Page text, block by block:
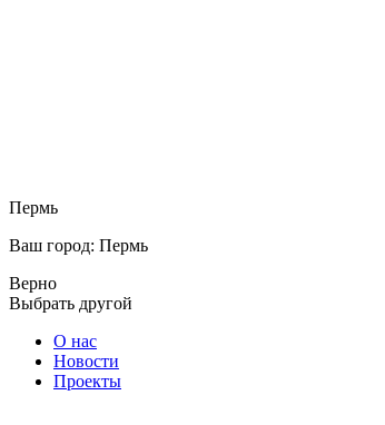
Пермь
Ваш город: Пермь
Верно
Выбрать другой
О нас
Новости
Проекты